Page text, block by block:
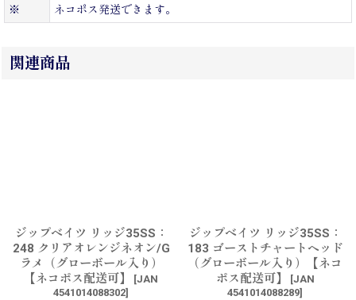
※ ネコポス発送できます。
関連商品
ジップベイツ リッジ35SS：
248 クリアオレンジネオン/G
ラメ（グローボール入り）
【ネコポス配送可】
[JAN
4541014088302]
ジップベイツ リッジ35SS：
183 ゴーストチャートヘッド
（グローボール入り）【ネコ
ポス配送可】
[JAN
4541014088289]